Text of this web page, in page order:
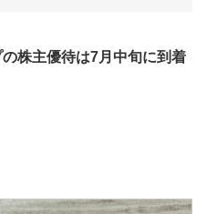
の株主優待は7月中旬に到着